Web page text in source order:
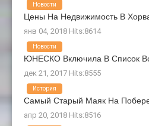
Цены На Недвижимость В
янв 04, 2018 Hits:8614
Новости
ЮНЕСКО Включила В Список
дек 21, 2017 Hits:8555
Новости
Самый Старый Маяк На
апр 20, 2018 Hits:8516
История